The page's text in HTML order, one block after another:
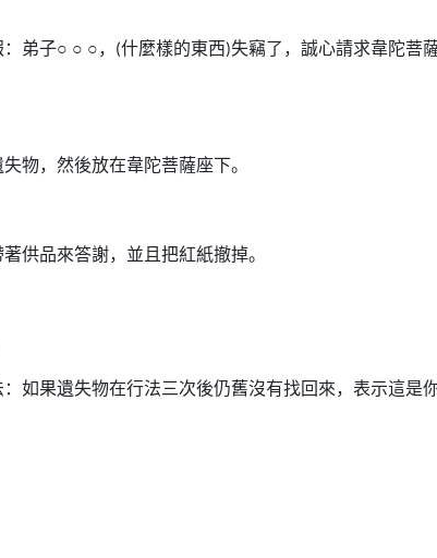
：弟子○ ○ ○， (什麼樣的東西)失竊了，誠心請求韋陀菩
物，然後放在韋陀菩薩座下。
供品來答謝，並且把紅紙撤掉。
如果遺失物在行法三次後仍舊沒有找回來，表示這是